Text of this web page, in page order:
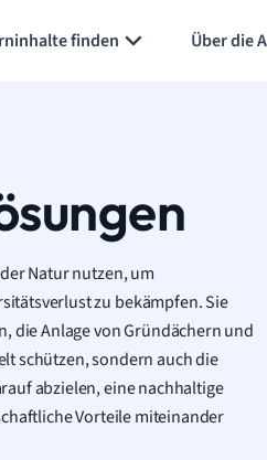
finden Über die
Natur nutzen, um
zu bekämpfen. Sie
die Anlage von Gründächern und
schützen, sondern auch die
abzielen, eine nachhaltige
Vorteile miteinander